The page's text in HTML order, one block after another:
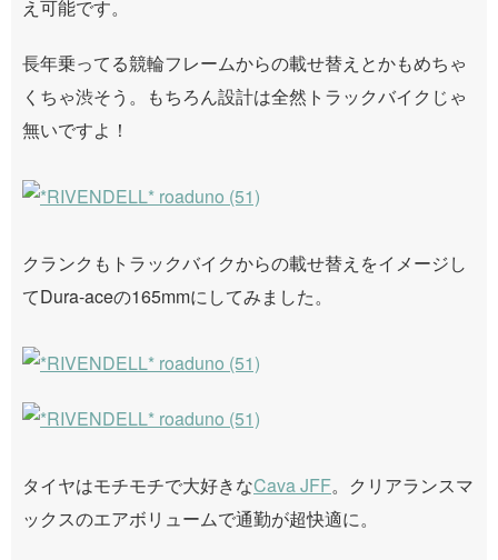
え可能です。
長年乗ってる競輪フレームからの載せ替えとかもめちゃ
くちゃ渋そう。もちろん設計は全然トラックバイクじゃ
無いですよ！
クランクもトラックバイクからの載せ替えをイメージし
てDura-aceの165mmにしてみました。
タイヤはモチモチで大好きなCava JFF。クリアランスマ
ックスのエアボリュームで通勤が超快適に。